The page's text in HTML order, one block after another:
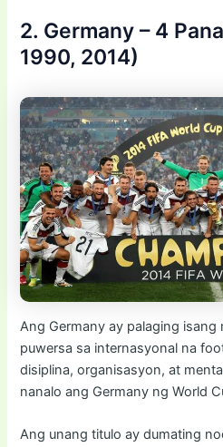
2. Germany – 4
1990, 2014)
Ang Germany ay palaging isang
puwersa sa internasyonal na
disiplina, organisasyon, at
nanalo ang Germany ng World
Ang unang titulo ay dumating